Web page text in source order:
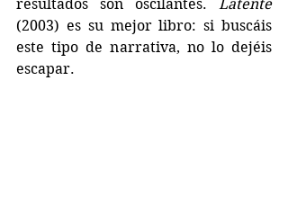
resultados son oscilantes. Latente
(2003) es su mejor libro: si buscáis
este tipo de narrativa, no lo dejéis
escapar.